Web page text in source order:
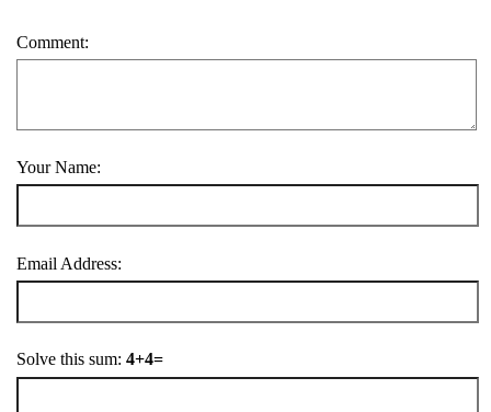
Comment:
Your Name:
Email Address:
Solve this sum: 4+4=